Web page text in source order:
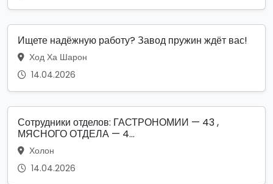
Ищете надёжную работу? Завод пружин ждёт вас!
Ход Ха Шарон
14.04.2026
Сотрудники отделов: ГАСТРОНОМИИ — 43 ,
МЯСНОГО ОТДЕЛА — 4...
Холон
14.04.2026